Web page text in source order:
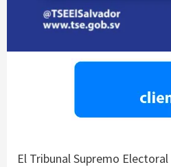
El Tribunal Supremo